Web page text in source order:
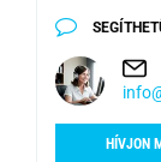
HÍVJON